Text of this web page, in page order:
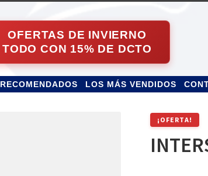
RECOMENDADOS LOS MÁS VENDIDOS
¡OFERTA!